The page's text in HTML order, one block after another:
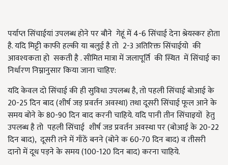
पर्याप्त सिंचाईयां उपलब्ध होने पर बौने गेहूं में 4-6 सिंचाई देना श्रेयस्कर होता
है. यदि मिट्टी काफी हल्की या बलुई है तो 2-3 अतिरिक्त सिंचाईयो की
आवश्यकता हो सकती है . सीमित मात्रा में जलापूर्ति की स्थित में सिंचाई का
निर्धारण निम्नानुसार किया जाना चाहिए:
यदि केवल दो सिंचाई की ही सुविधा उपलब्ध है, तो पहली सिंचाई बोआई के
20-25 दिन बाद (शीर्ष जड़ प्रवर्तन अवस्था) तथा दूसरी सिंचाई फूल आने के
समय बोने के 80-90 दिन बाद करनी चाहिये. यदि पानी तीन सिंचाइयों हेतु
उपलब्ध है तो पहली सिंचाई शीर्ष जड प्रवर्तन अवस्था पर (बोआई के 20-22
दिन बाद), दूसरी तने में गाँठें बनने (बोने क 60-70 दिन बाद) व तीसरी
दानो में दूध पड़ने के समय (100-120 दिन बाद) करना चाहिये.